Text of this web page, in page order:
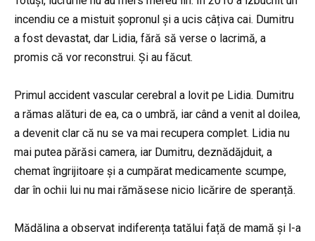
incendiu ce a mistuit șopronul și a ucis câțiva cai. Dumitru
a fost devastat, dar Lidia, fără să verse o lacrimă, a
promis că vor reconstrui. Și au făcut.
Primul accident vascular cerebral a lovit pe Lidia. Dumitru
a rămas alături de ea, ca o umbră, iar când a venit al doilea,
a devenit clar că nu se va mai recupera complet. Lidia nu
mai putea părăsi camera, iar Dumitru, deznădăjduit, a
chemat îngrijitoare și a cumpărat medicamente scumpe,
dar în ochii lui nu mai rămăsese nicio licărire de speranță.
Mădălina a observat indiferența tatălui față de mamă și l-a